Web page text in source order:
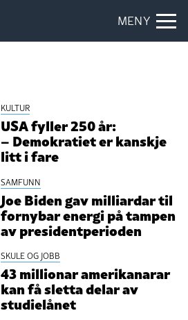
MENY
KULTUR
USA fyller 250 år:
– Demokratiet er kanskje
litt i fare
SAMFUNN
Joe Biden gav milliardar til
fornybar energi på tampen
av presidentperioden
SKULE OG JOBB
43 millionar amerikanarar
kan få sletta delar av
studielånet